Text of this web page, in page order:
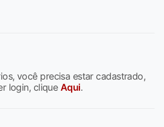
você precisa estar cadastrado,
login, clique Aqui.